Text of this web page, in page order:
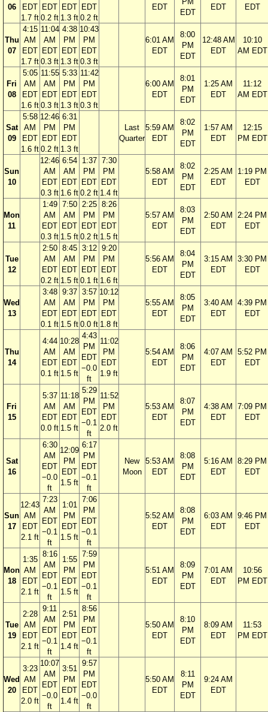
06
EDT
1.7 ft
EDT
0.2 ft
EDT
1.3 ft
EDT
0.2 ft
EDT
EDT
EDT
EDT
Thu
07
4:15
AM
EDT
1.7 ft
11:04
AM
EDT
0.3 ft
4:38
PM
EDT
1.3 ft
10:43
PM
EDT
0.3 ft
6:01 AM
EDT
8:00
PM
EDT
12:48 AM
EDT
10:10
AM EDT
Fri
08
5:05
AM
EDT
1.6 ft
11:55
AM
EDT
0.3 ft
5:33
PM
EDT
1.3 ft
11:42
PM
EDT
0.3 ft
6:00 AM
EDT
8:01
PM
EDT
1:25 AM
EDT
11:12
AM EDT
Sat
09
5:58
AM
EDT
1.6 ft
12:46
PM
EDT
0.2 ft
6:31
PM
EDT
1.3 ft
Last
Quarter
5:59 AM
EDT
8:02
PM
EDT
1:57 AM
EDT
12:15
PM EDT
Sun
10
12:46
AM
EDT
0.3 ft
6:54
AM
EDT
1.6 ft
1:37
PM
EDT
0.2 ft
7:30
PM
EDT
1.4 ft
5:58 AM
EDT
8:02
PM
EDT
2:25 AM
EDT
1:19 PM
EDT
Mon
11
1:49
AM
EDT
0.3 ft
7:50
AM
EDT
1.5 ft
2:25
PM
EDT
0.2 ft
8:26
PM
EDT
1.5 ft
5:57 AM
EDT
8:03
PM
EDT
2:50 AM
EDT
2:24 PM
EDT
Tue
12
2:50
AM
EDT
0.2 ft
8:45
AM
EDT
1.5 ft
3:12
PM
EDT
0.1 ft
9:20
PM
EDT
1.6 ft
5:56 AM
EDT
8:04
PM
EDT
3:15 AM
EDT
3:30 PM
EDT
Wed
13
3:48
AM
EDT
0.1 ft
9:37
AM
EDT
1.5 ft
3:57
PM
EDT
0.0 ft
10:12
PM
EDT
1.8 ft
5:55 AM
EDT
8:05
PM
EDT
3:40 AM
EDT
4:39 PM
EDT
Thu
14
4:44
AM
EDT
0.1 ft
10:28
AM
EDT
1.5 ft
4:43
PM
EDT
−0.0
ft
11:02
PM
EDT
1.9 ft
5:54 AM
EDT
8:06
PM
EDT
4:07 AM
EDT
5:52 PM
EDT
Fri
15
5:37
AM
EDT
0.0 ft
11:18
AM
EDT
1.5 ft
5:29
PM
EDT
−0.1
ft
11:52
PM
EDT
2.0 ft
5:53 AM
EDT
8:07
PM
EDT
4:38 AM
EDT
7:09 PM
EDT
Sat
16
6:30
AM
EDT
−0.0
ft
12:09
PM
EDT
1.5 ft
6:17
PM
EDT
−0.1
ft
New
Moon
5:53 AM
EDT
8:08
PM
EDT
5:16 AM
EDT
8:29 PM
EDT
Sun
17
12:43
AM
EDT
2.1 ft
7:23
AM
EDT
−0.1
ft
1:01
PM
EDT
1.5 ft
7:06
PM
EDT
−0.1
ft
5:52 AM
EDT
8:08
PM
EDT
6:03 AM
EDT
9:46 PM
EDT
Mon
18
1:35
AM
EDT
2.1 ft
8:16
AM
EDT
−0.1
ft
1:55
PM
EDT
1.5 ft
7:59
PM
EDT
−0.1
ft
5:51 AM
EDT
8:09
PM
EDT
7:01 AM
EDT
10:56
PM EDT
Tue
19
2:28
AM
EDT
2.1 ft
9:11
AM
EDT
−0.1
ft
2:51
PM
EDT
1.4 ft
8:56
PM
EDT
−0.1
ft
5:50 AM
EDT
8:10
PM
EDT
8:09 AM
EDT
11:53
PM EDT
Wed
20
3:23
AM
EDT
2.0 ft
10:07
AM
EDT
−0.0
ft
3:51
PM
EDT
1.4 ft
9:57
PM
EDT
−0.0
ft
5:50 AM
EDT
8:11
PM
EDT
9:24 AM
EDT